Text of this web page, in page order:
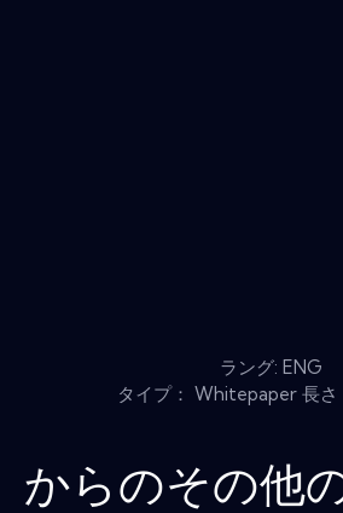
ラング: ENG
タイプ： Whitepaper 長さ
からのその他